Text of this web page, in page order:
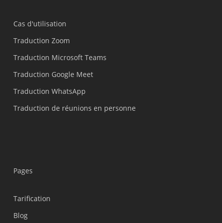
Cas d'utilisation
Traduction Zoom
Traduction Microsoft Teams
Traduction Google Meet
Traduction WhatsApp
Traduction de réunions en personne
Pages
Tarification
Blog